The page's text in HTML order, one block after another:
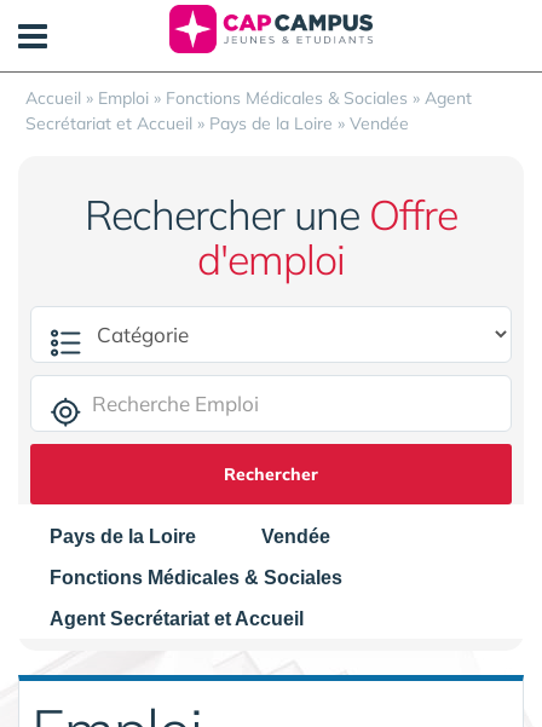
Accueil » Emploi » Fonctions Médicales & Sociales » Agent
Secrétariat et Accueil » Pays de la Loire » Vendée
Rechercher une Offre
d'emploi
Rechercher
Pays de la Loire
Vendée
Fonctions Médicales & Sociales
Agent Secrétariat et Accueil
Panneau de gestion des cookies